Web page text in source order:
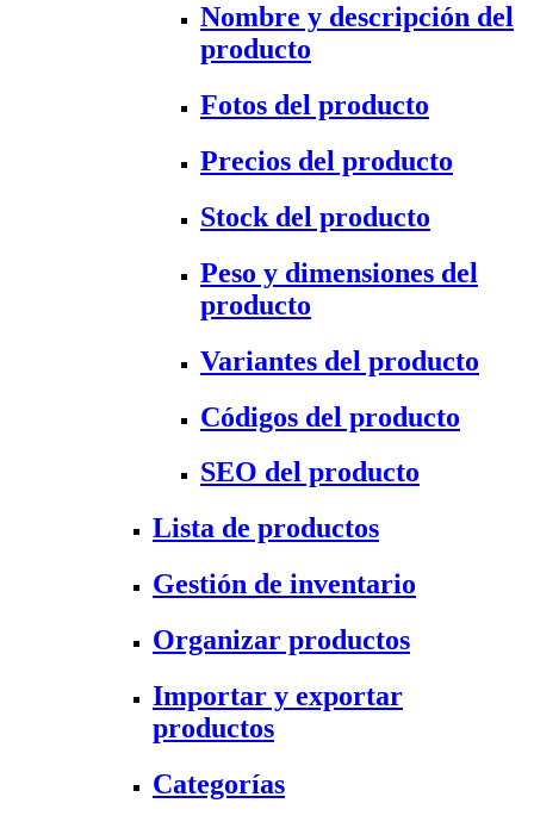
Nombre y descripción del
producto
Fotos del producto
Precios del producto
Stock del producto
Peso y dimensiones del
producto
Variantes del producto
Códigos del producto
SEO del producto
Lista de productos
Gestión de inventario
Organizar productos
Importar y exportar
productos
Categorías